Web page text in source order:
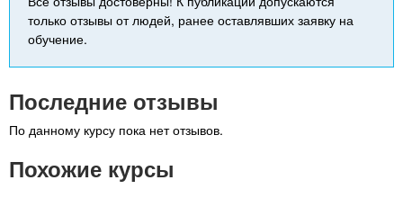
только отзывы от людей, ранее оставлявших заявку на
обучение.
Последние отзывы
По данному курсу пока нет отзывов.
Похожие курсы